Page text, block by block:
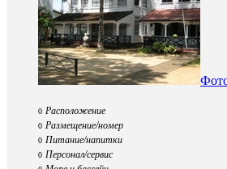
0 Расположение
0 Размещение/номер
0 Питание/напитки
0 Персонал/сервис